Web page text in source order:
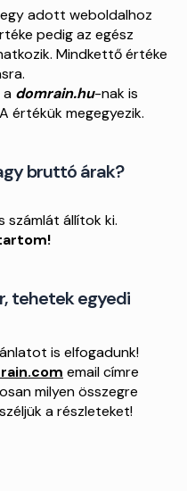
adott weboldalhoz
pedig az egész
Mindkettő értéke
a domrain.hu-nak is
értékük megegyezik.
bruttó árak?
számlát állítok ki.
tehetek egyedi
is elfogadunk!
email címre
milyen összegre
a részleteket!